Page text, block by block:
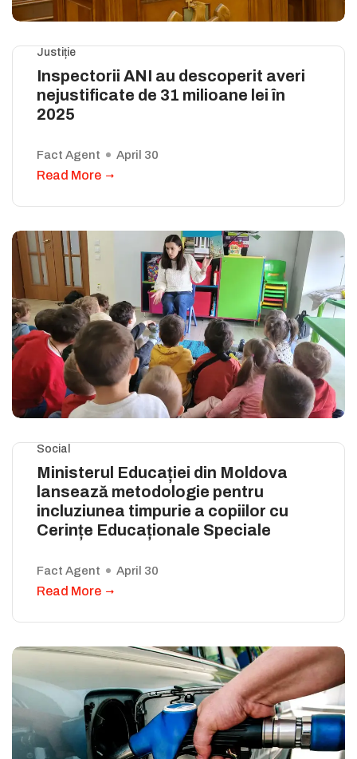
Justiție
Inspectorii ANI au descoperit averi
nejustificate de 31 milioane lei în
2025
Fact Agent April 30
Read More
Social
Ministerul Educației din Moldova
lansează metodologie pentru
incluziunea timpurie a copiilor cu
Cerințe Educaționale Speciale
Fact Agent April 30
Read More